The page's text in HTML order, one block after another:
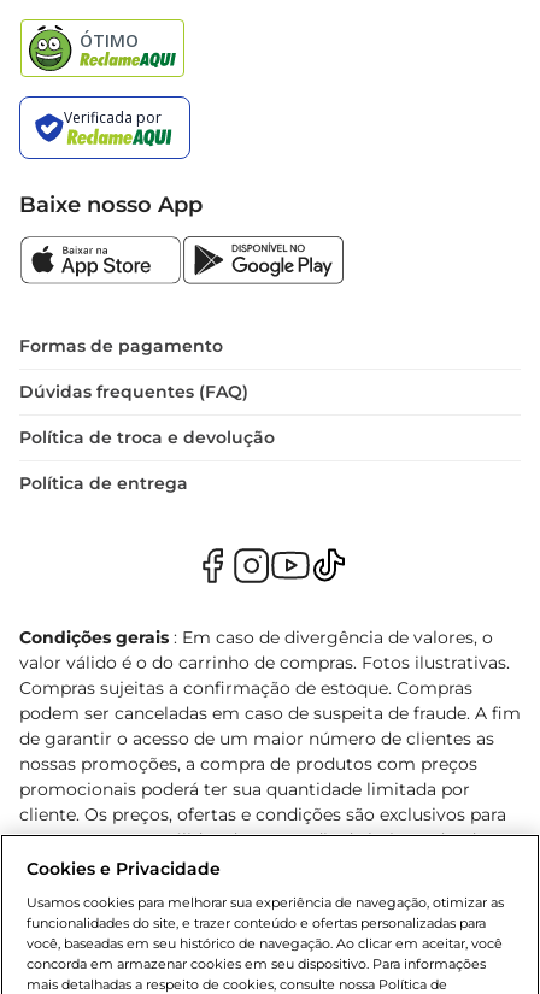
Baixe nosso App
Formas de pagamento
Dúvidas frequentes (FAQ)
Política de troca e devolução
Política de entrega
Condições gerais : Em caso de divergência de valores, o
valor válido é o do carrinho de compras. Fotos ilustrativas.
Compras sujeitas a confirmação de estoque. Compras
podem ser canceladas em caso de suspeita de fraude. A fim
de garantir o acesso de um maior número de clientes as
nossas promoções, a compra de produtos com preços
promocionais poderá ter sua quantidade limitada por
cliente. Os preços, ofertas e condições são exclusivos para
o e-commerce e válidos durante o dia de hoje, podendo
sofrer alterações sem prévia notificação. Proibida a venda
Lei n.º 8069/90, art. 81, inciso II (Estatuto da Criança e do
Adolescente). Preços e condições exclusivos para o
www.bretas.com.br, podendo sofrer alterações sem aviso
Cookies e Privacidade
Usamos cookies para melhorar sua experiência de navegação, otimizar as
funcionalidades do site, e trazer conteúdo e ofertas personalizadas para
você, baseadas em seu histórico de navegação. Ao clicar em aceitar, você
concorda em armazenar cookies em seu dispositivo. Para informações
mais detalhadas a respeito de cookies, consulte nossa Política de